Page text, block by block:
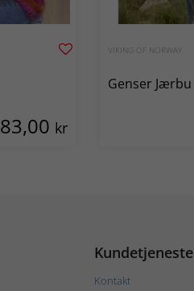
kr
VIKING OF NORWAY
Genser Jærbu
Kundetjeneste
Kontakt